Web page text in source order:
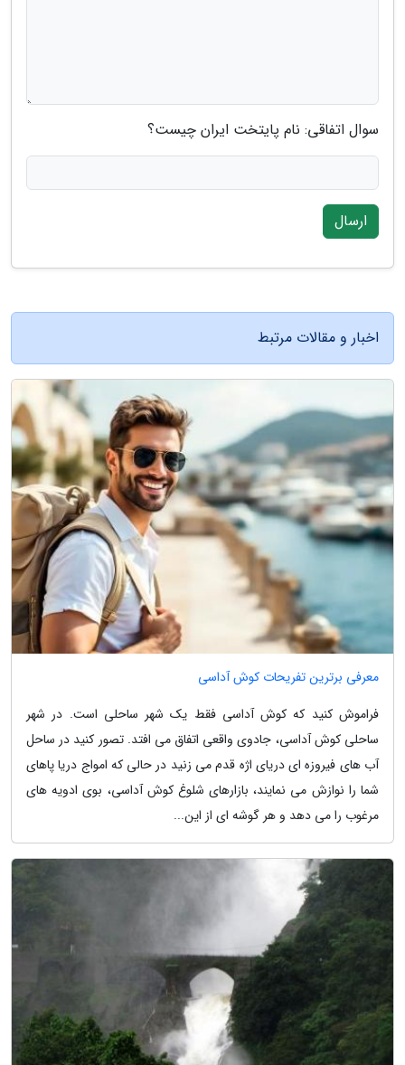
سوال اتفاقی: نام پایتخت ایران چیست؟
ارسال
اخبار و مقالات مرتبط
معرفی برترین تفریحات کوش آداسی
فراموش کنید که کوش آداسی فقط یک شهر ساحلی است. در شهر
ساحلی کوش آداسی، جادوی واقعی اتفاق می افتد. تصور کنید در ساحل
آب های فیروزه ای دریای اژه قدم می زنید در حالی که امواج دریا پاهای
شما را نوازش می نمایند، بازارهای شلوغ کوش آداسی، بوی ادویه های
مرغوب را می دهد و هر گوشه ای از این...